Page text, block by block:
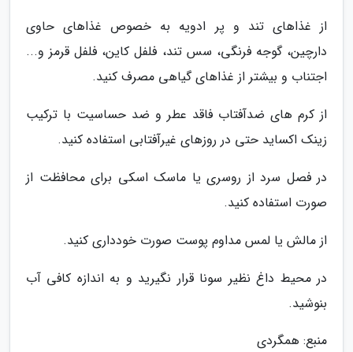
از غذاهای تند و پر ادویه به خصوص غذاهای حاوی
دارچین، گوجه فرنگی، سس تند، فلفل کاین، فلفل قرمز و...
اجتناب و بیشتر از غذاهای گیاهی مصرف کنید.
از کرم های ضدآفتاب فاقد عطر و ضد حساسیت با ترکیب
زینک اکساید حتی در روزهای غیرآفتابی استفاده کنید.
در فصل سرد از روسری یا ماسک اسکی برای محافظت از
صورت استفاده کنید.
از مالش یا لمس مداوم پوست صورت خودداری کنید.
در محیط داغ نظیر سونا قرار نگیرید و به اندازه کافی آب
بنوشید.
منبع: همگردی